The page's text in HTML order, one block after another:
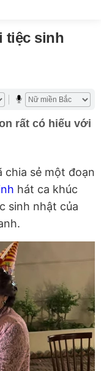
tiệc sinh
rất có hiếu với
chia sẻ một đoạn
hát ca khúc
sinh nhật của